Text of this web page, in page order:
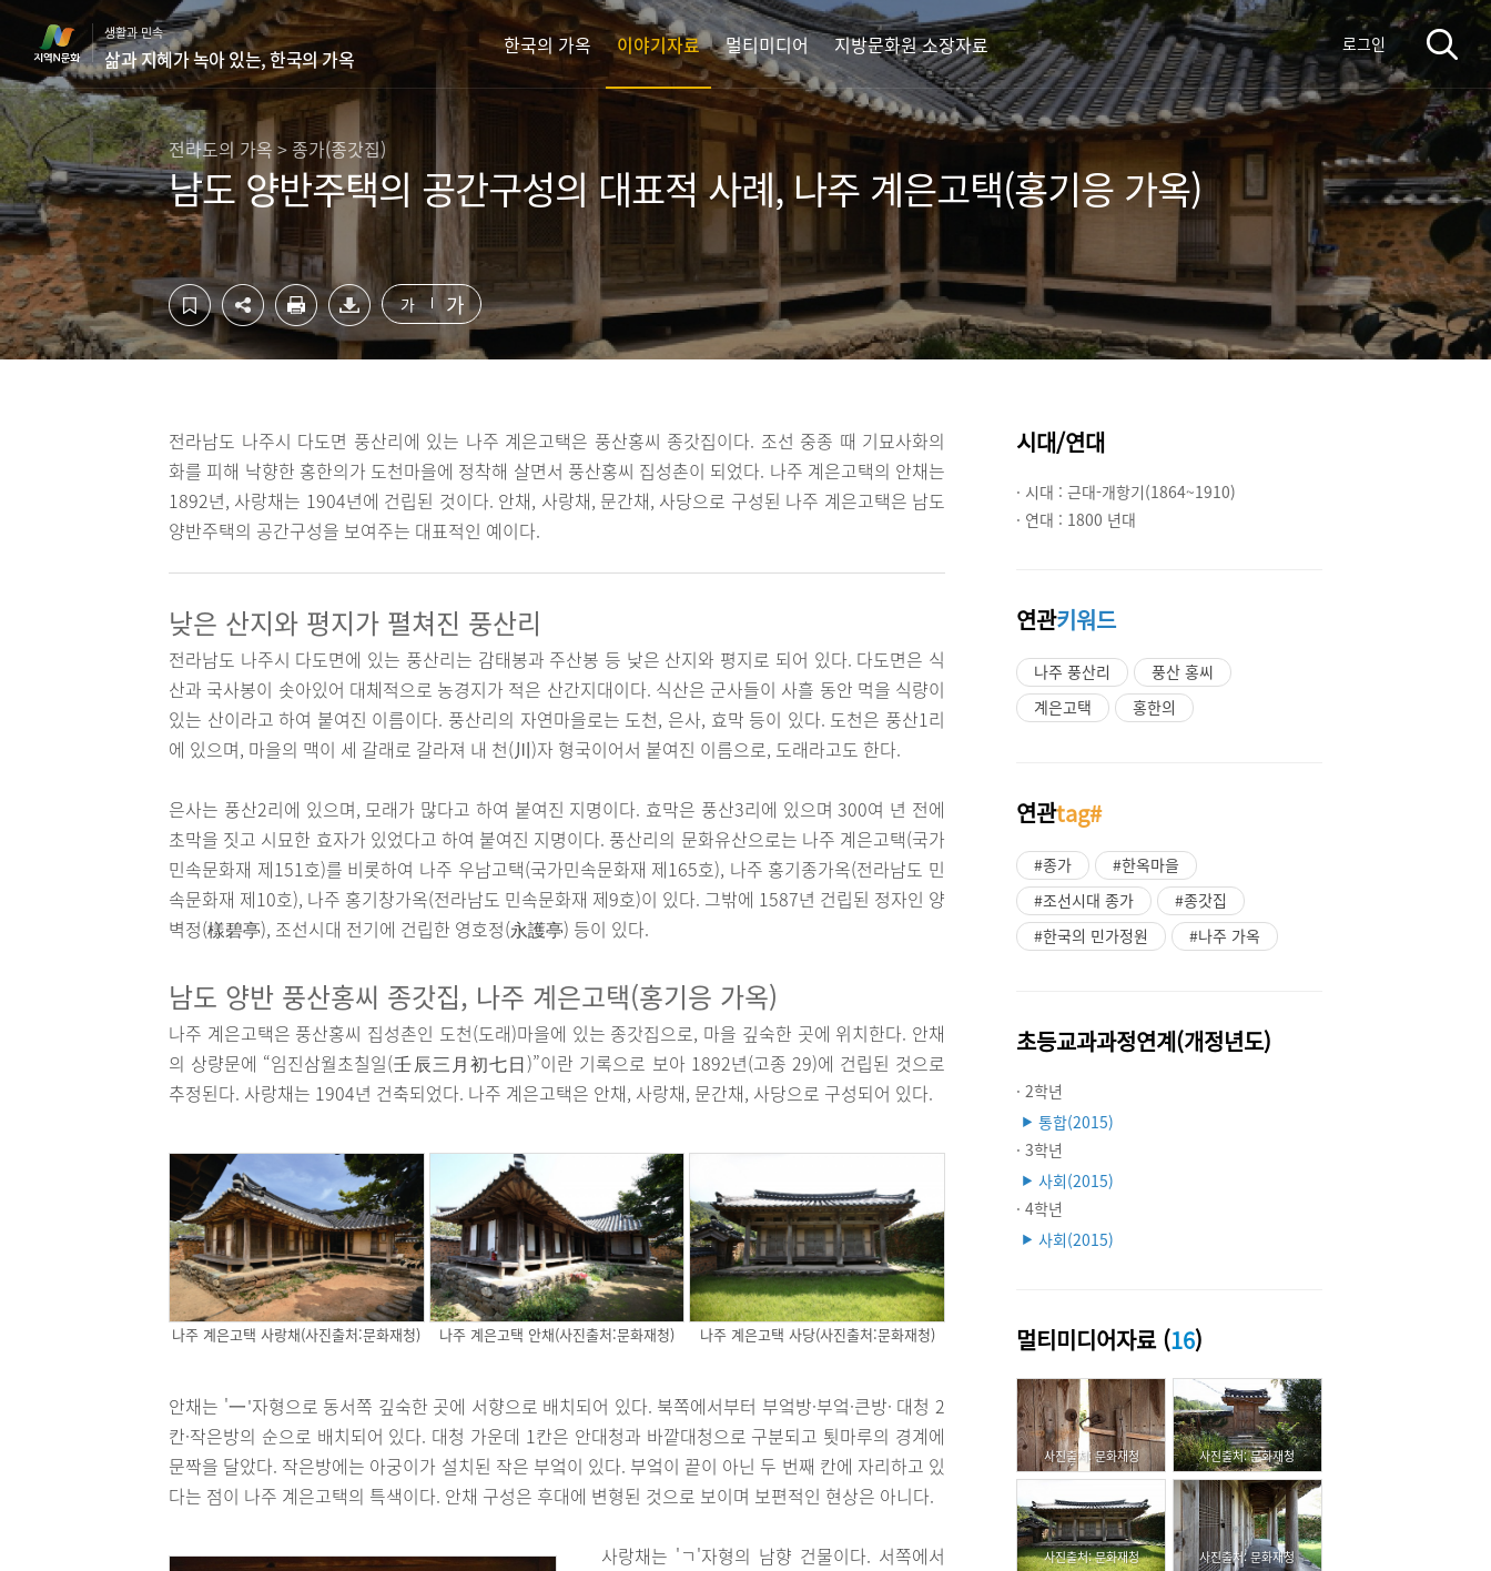
츠
영
역
바
로
가
기
영
역
바
로
가
기
생활과 민속
삶과 지혜가 녹아 있는, 한국의 가옥
한국의 가옥 이야기자료 멀티미디어 지방문화원 소장자료 로그인
전라도의 가옥 > 종가(종갓집)
남도 양반주택의 공간구성의 대표적 사례, 나주 계은고택(홍기응 가옥)
가 가
전라남도 나주시 다도면 풍산리에 있는 나주 계은고택은 풍산홍씨 종갓집이다. 조선 중종 때 기묘사화의
화를 피해 낙향한 홍한의가 도천마을에 정착해 살면서 풍산홍씨 집성촌이 되었다. 나주 계은고택의 안채는
1892년, 사랑채는 1904년에 건립된 것이다. 안채, 사랑채, 문간채, 사당으로 구성된 나주 계은고택은 남도
양반주택의 공간구성을 보여주는 대표적인 예이다.
낮은 산지와 평지가 펼쳐진 풍산리
전라남도 나주시 다도면에 있는 풍산리는 감태봉과 주산봉 등 낮은 산지와 평지로 되어 있다. 다도면은 식
산과 국사봉이 솟아있어 대체적으로 농경지가 적은 산간지대이다. 식산은 군사들이 사흘 동안 먹을 식량이
있는 산이라고 하여 붙여진 이름이다. 풍산리의 자연마을로는 도천, 은사, 효막 등이 있다. 도천은 풍산1리
에 있으며, 마을의 맥이 세 갈래로 갈라져 내 천(川)자 형국이어서 붙여진 이름으로, 도래라고도 한다.
은사는 풍산2리에 있으며, 모래가 많다고 하여 붙여진 지명이다. 효막은 풍산3리에 있으며 300여 년 전에
초막을 짓고 시묘한 효자가 있었다고 하여 붙여진 지명이다. 풍산리의 문화유산으로는 나주 계은고택(국가
민속문화재 제151호)를 비롯하여 나주 우남고택(국가민속문화재 제165호), 나주 홍기종가옥(전라남도 민
속문화재 제10호), 나주 홍기창가옥(전라남도 민속문화재 제9호)이 있다. 그밖에 1587년 건립된 정자인 양
벽정(樣碧亭), 조선시대 전기에 건립한 영호정(永護亭) 등이 있다.
남도 양반 풍산홍씨 종갓집, 나주 계은고택(홍기응 가옥)
나주 계은고택은 풍산홍씨 집성촌인 도천(도래)마을에 있는 종갓집으로, 마을 깊숙한 곳에 위치한다. 안채
의 상량문에 “임진삼월초칠일(壬辰三月初七日)”이란 기록으로 보아 1892년(고종 29)에 건립된 것으로
추정된다. 사랑채는 1904년 건축되었다. 나주 계은고택은 안채, 사랑채, 문간채, 사당으로 구성되어 있다.
나주 계은고택 사랑채(사진출처:문화재청) 나주 계은고택 안채(사진출처:문화재청) 나주 계은고택 사당(사진출처:문화재청)
안채는 '一'자형으로 동서쪽 깊숙한 곳에 서향으로 배치되어 있다. 북쪽에서부터 부엌방·부엌·큰방· 대청 2
칸·작은방의 순으로 배치되어 있다. 대청 가운데 1칸은 안대청과 바깥대청으로 구분되고 툇마루의 경계에
문짝을 달았다. 작은방에는 아궁이가 설치된 작은 부엌이 있다. 부엌이 끝이 아닌 두 번째 칸에 자리하고 있
다는 점이 나주 계은고택의 특색이다. 안채 구성은 후대에 변형된 것으로 보이며 보편적인 현상은 아니다.
사랑채는 'ㄱ'자형의 남향 건물이다. 서쪽에서
시대/연대
· 시대 : 근대-개항기(1864~1910)
· 연대 : 1800 년대
연관키워드
나주 풍산리
풍산 홍씨
계은고택
홍한의
연관tag#
#종가
#한옥마을
#조선시대 종가
#종갓집
#한국의 민가정원
#나주 가옥
초등교과과정연계(개정년도)
· 2학년
▶ 통합(2015)
· 3학년
▶ 사회(2015)
· 4학년
▶ 사회(2015)
멀티미디어자료 (16)
사진출처: 문화재청 사진출처: 문화재청
사진출처: 문화재청 사진출처: 문화재청